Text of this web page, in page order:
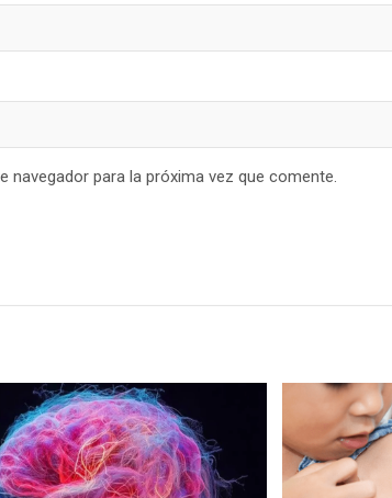
para la próxima vez que comente.